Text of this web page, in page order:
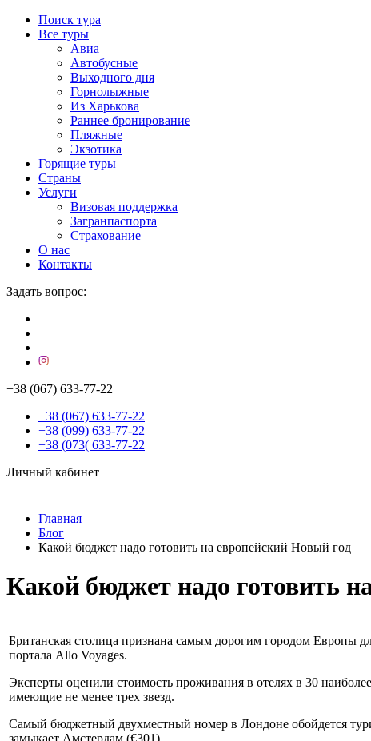
Поиск тура
Все туры
Авиа
Автобусные
Выходного дня
Горнолыжные
Из Харькова
Раннее бронирование
Пляжные
Экзотика
Горящие туры
Страны
Услуги
Визовая поддержка
Загранпаспорта
Страхование
О нас
Контакты
Задать вопрос:
+38 (067) 633-77-22
+38 (067) 633-77-22
+38 (099) 633-77-22
+38 (073( 633-77-22
Личный кабинет
Главная
Блог
Какой бюджет надо готовить на европейский Новый год
Какой бюджет надо готовить
Британская столица признана самым дорогим городом Европы
портала Allo Voyages.
Эксперты оценили стоимость проживания в отелях в 30
имеющие не менее трех звезд.
Самый бюджетный двухместный номер в Лондоне обойдется
замыкает Амстердам (€301).